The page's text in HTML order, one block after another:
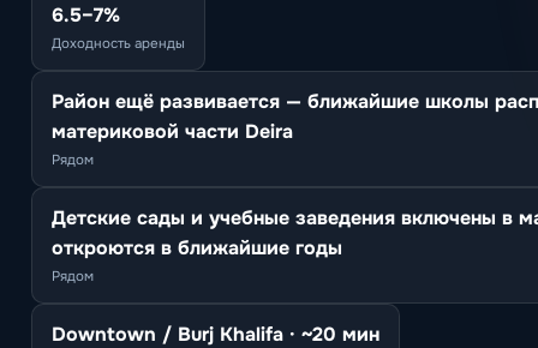
6.5–7%
Доходность аренды
Район ещё развивается — ближайшие школы
материковой части Deira
Рядом
Детские сады и учебные заведения включены в
откроются в ближайшие годы
Рядом
Downtown / Burj Khalifa · ~20 мин